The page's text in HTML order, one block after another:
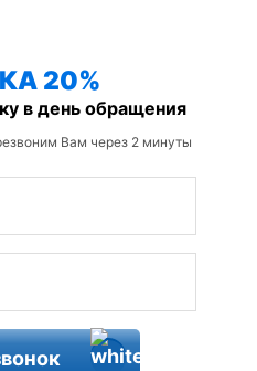
20%
в день обращения
Вам через 2 минуты